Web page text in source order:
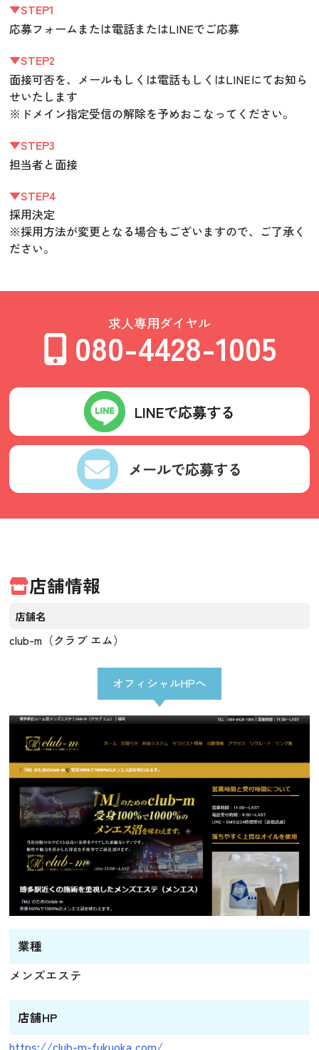
▼STEP1
応募フォームまたは電話またはLINEでご応募
▼STEP2
面接可否を、メールもしくは電話もしくはLINEにてお知ら
せいたします
※ドメイン指定受信の解除を予めおこなってください。
▼STEP3
担当者と面接
▼STEP4
採用決定
※採用方法が変更となる場合もございますので、ご了承く
ださい。
求人専用ダイヤル
080-4428-1005
LINEで応募する
メールで応募する
店舗情報
店舗名
club-m（クラブ エム）
業種
メンズエステ
店舗HP
オフィシャルHPへ